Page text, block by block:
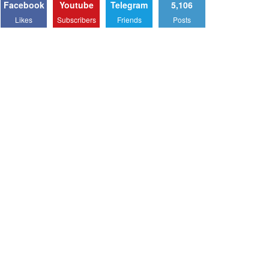
Facebook
Likes
Youtube
Subscribers
Telegram
Friends
5,106
Posts